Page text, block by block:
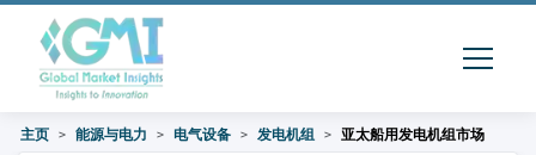
主页 能源与电力 电气设备 发电机组 亚太船用发电机组市场